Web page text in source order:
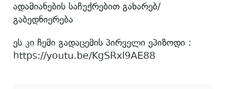
ადამიანების საჩუქრებით გახარებ/
გაბედნიერება
ეს კი ჩემი გადაცემის პირველი ეპიზოდი :
https://youtu.be/KgSRxl9AE88